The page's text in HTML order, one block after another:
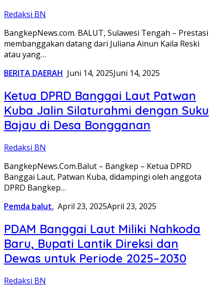
Redaksi BN
BangkepNews.com. BALUT, Sulawesi Tengah – Prestasi
membanggakan datang dari Juliana Ainun Kaila Reski
atau yang…
BERITA DAERAH Juni 14, 2025Juni 14, 2025
Ketua DPRD Banggai Laut Patwan
Kuba Jalin Silaturahmi dengan Suku
Bajau di Desa Bongganan
Redaksi BN
BangkepNews.Com.Balut – Bangkep – Ketua DPRD
Banggai Laut, Patwan Kuba, didampingi oleh anggota
DPRD Bangkep…
Pemda balut. April 23, 2025April 23, 2025
PDAM Banggai Laut Miliki Nahkoda
Baru, Bupati Lantik Direksi dan
Dewas untuk Periode 2025–2030
Redaksi BN